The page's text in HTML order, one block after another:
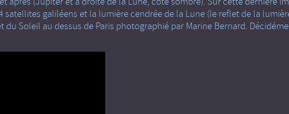
galiléens et la lumière cendrée de la Lune (le reflet de la
du Soleil au dessus de Paris photographié par Marine Bernard.